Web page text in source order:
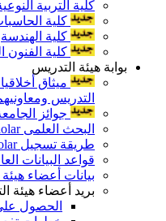
كلية التربية
كلية
كلية الهندسة
كلية الفنون
بوابة هيئة التدريس
ميثاق
التدريس
جوائز
البحث العلمى Google scholar
طريقة تسجيل Google Scholar
قواعد البيانات
بيانات أعضاء
بريد أعضاء هيئة
الحصول على